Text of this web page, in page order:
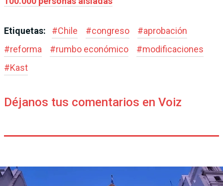
Etiquetas: #Chile #congreso #aprobación
#reforma #rumbo económico #modificaciones
#Kast
Déjanos tus comentarios en Voiz